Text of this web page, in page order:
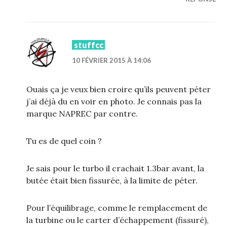
stuffcc
10 FÉVRIER 2015 À 14:06
Ouais ça je veux bien croire qu’ils peuvent péter
j’ai déjà du en voir en photo. Je connais pas la
marque NAPREC par contre.
Tu es de quel coin ?
Je sais pour le turbo il crachait 1.3bar avant, la
butée était bien fissurée, à la limite de péter.
Pour l’équilibrage, comme le remplacement de
la turbine ou le carter d’échappement (fissuré),